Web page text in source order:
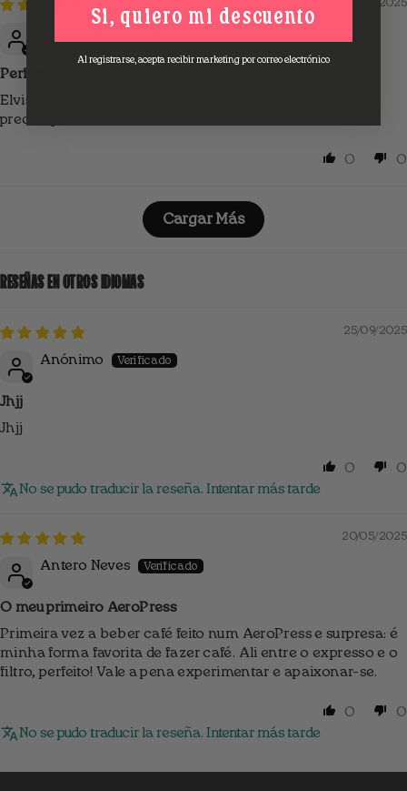
15/06/2025
Perfecta
Elvis muy rápido y producto perfecto. Además del mejor
precio que he visto. 10 de 10
0 0
Cargar Más
RESEÑAS EN OTROS IDIOMAS
25/09/2025
Anónimo
Jhjj
Jhjj
0
0
No se pudo traducir la reseña. Intentar más tarde
20/05/2025
Antero Neves
O meu primeiro AeroPress
Primeira vez a beber café feito num AeroPress e surpresa: é
minha forma favorita de fazer café. Ali entre o expresso e o
filtro, perfeito! Vale a pena experimentar e apaixonar-se.
0
0
No se pudo traducir la reseña. Intentar más tarde
Si, quiero mi descuento
Al registrarse, acepta recibir marketing por correo electrónico